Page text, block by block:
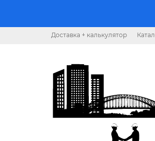
Доставка + калькулятор